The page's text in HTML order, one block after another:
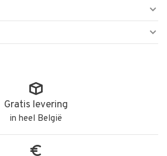
Gratis levering
in heel België